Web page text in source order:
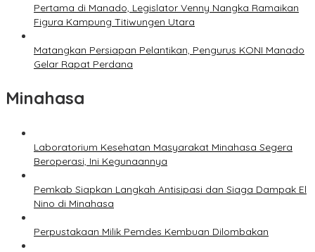
Pertama di Manado, Legislator Venny Nangka Ramaikan
Figura Kampung Titiwungen Utara
Matangkan Persiapan Pelantikan, Pengurus KONI Manado
Gelar Rapat Perdana
Minahasa
Laboratorium Kesehatan Masyarakat Minahasa Segera
Beroperasi, Ini Kegunaannya
Pemkab Siapkan Langkah Antisipasi dan Siaga Dampak El
Nino di Minahasa
Perpustakaan Milik Pemdes Kembuan Dilombakan